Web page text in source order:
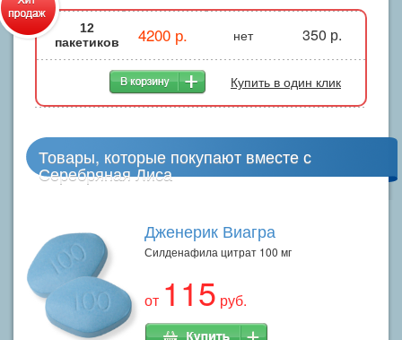
12
пакетиков
4200 р. нет 350 р.
Купить в один клик
Товары, которые покупают вместе с
Серебряная Лиса
Дженерик Виагра
Силденафила цитрат 100 мг
от 115 руб.